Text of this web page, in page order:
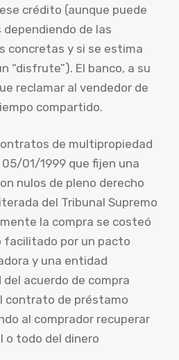
crédito (aunque puede
de las
concretas y si se estima
“disfrute”). El banco, a su
reclamar al vendedor de
compartido.
de multipropiedad
01/1999 que fijen una
nulos de pleno derecho
del Tribunal Supremo
la compra se costeó
facilitado por un pacto
y una entidad
acuerdo de compra
contrato de préstamo
al comprador recuperar
o todo del dinero